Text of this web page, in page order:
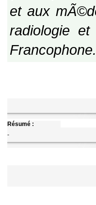
et aux
radiologie
Francophone.
Résumé :
-